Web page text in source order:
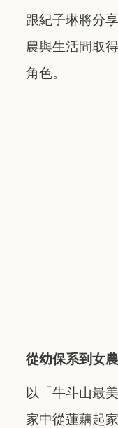
跟紀子琳將分
農與生活間取
角色。
從幼保系到女
以「牛斗山最
家中從蓮藕起